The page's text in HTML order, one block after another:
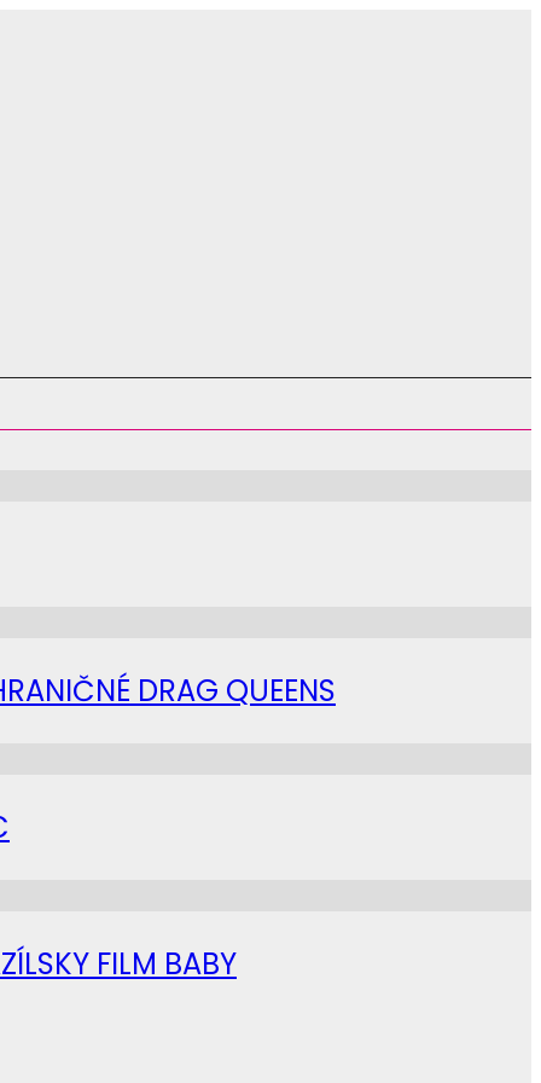
DRAG QUEENS
FILM BABY